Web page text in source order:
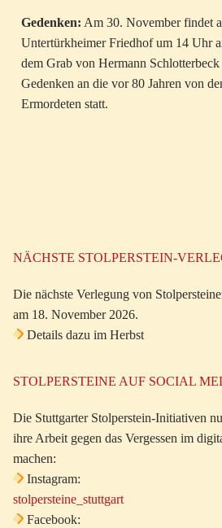
Gedenken: Am 30. November findet
Untertürkheimer Friedhof um 14 Uhr
dem Grab von Hermann
Gedenken an die vor 80 Jahren von
Ermordeten statt.
NÄCHSTE STOLPERSTEIN-
Die nächste Verlegung von
am 18. November 2026.
Details dazu im Herbst
STOLPERSTEINE AUF SOCIAL
Die Stuttgarter Stolperstein-Initiativen
ihre Arbeit gegen das Vergessen im
machen:
Instagram:
stolpersteine_stuttgart
Facebook: